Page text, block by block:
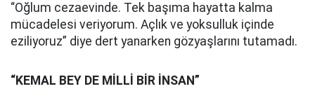
“Oğlum cezaevinde. Tek başıma hayatta kalma
mücadelesi veriyorum. Açlık ve yoksulluk içinde
eziliyoruz” diye dert yanarken gözyaşlarını tutamadı.
“KEMAL BEY DE MİLLİ BİR İNSAN”